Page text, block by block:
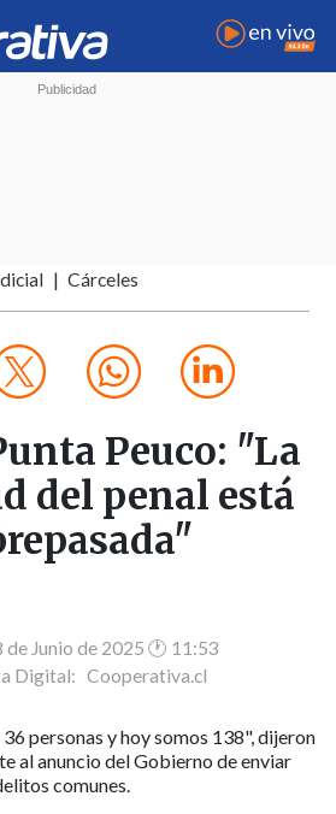
Cárceles
Peuco: "La
del penal está
Junio de 2025 🕐 11:53
Digital: Cooperativa.cl
personas y hoy somos 138", dijeron
al anuncio del Gobierno de enviar
comunes.